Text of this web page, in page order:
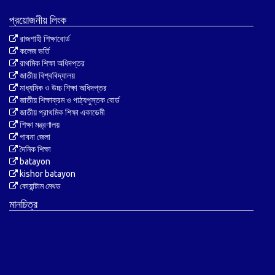
প্রয়োজনীয় লিংক
রাজশাহী শিক্ষাবোর্ড
কলেজ ভর্তি
রাথমিক শিক্ষা অধিদপ্তর
জাতীয় বিশ্ববিদ্যালয়
মাধ্যমিক ও উচ্চ শিক্ষা অধিদপ্তর
জাতীয় শিক্ষাক্রম ও পাঠ্যপুস্তক বোর্ড
জাতীয় প্রাথমিক শিক্ষা একাডেমী
শিক্ষা মন্ত্রণালয়
পাবনা জেলা
দৈনিক শিক্ষা
batayon
kishor batayon
কোয়ান্টাম মেথড
মানচিত্র